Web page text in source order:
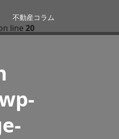
不動産コラム
line 20